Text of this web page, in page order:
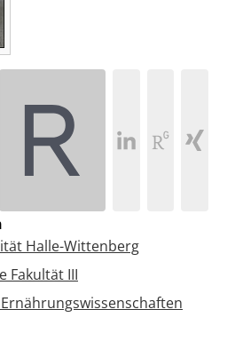
Halle-Wittenberg
Fakultät III